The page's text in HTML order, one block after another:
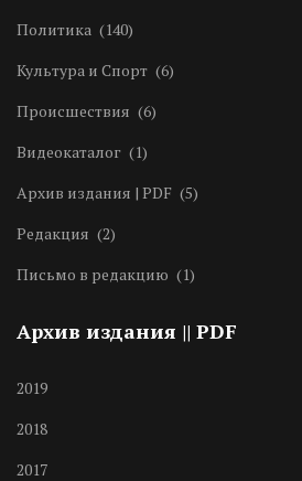
Политика (140)
Культура и Спорт (6)
Происшествия (6)
Видеокаталог (1)
Архив издания | PDF (5)
Редакция (2)
Письмо в редакцию (1)
Архив издания || PDF
2019
2018
2017